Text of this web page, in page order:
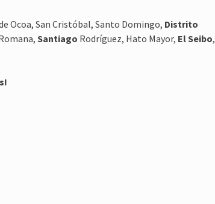
Ocoa, San Cristóbal, Santo Domingo, Distrito
Santiago Rodríguez, Hato Mayor, El Seibo,